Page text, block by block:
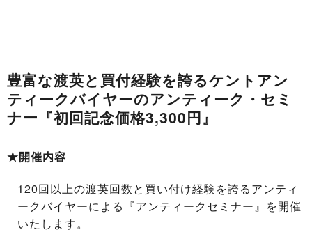
豊富な渡英と買付経験を誇るケントアン
ティークバイヤーのアンティーク・セミ
ナー『初回記念価格3,300円』
★開催内容
120回以上の渡英回数と買い付け経験を誇るアンティ
ークバイヤーによる『アンティークセミナー』を開催
いたします。